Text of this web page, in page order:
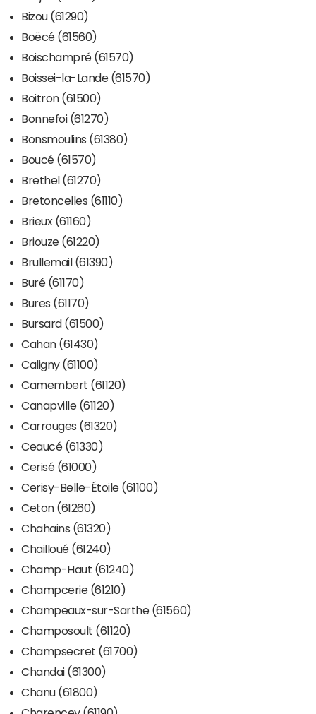
Bizou (61290)
Boëcé (61560)
Boischampré (61570)
Boissei-la-Lande (61570)
Boitron (61500)
Bonnefoi (61270)
Bonsmoulins (61380)
Boucé (61570)
Brethel (61270)
Bretoncelles (61110)
Brieux (61160)
Briouze (61220)
Brullemail (61390)
Buré (61170)
Bures (61170)
Bursard (61500)
Cahan (61430)
Caligny (61100)
Camembert (61120)
Canapville (61120)
Carrouges (61320)
Ceaucé (61330)
Cerisé (61000)
Cerisy-Belle-Étoile (61100)
Ceton (61260)
Chahains (61320)
Chailloué (61240)
Champ-Haut (61240)
Champcerie (61210)
Champeaux-sur-Sarthe (61560)
Champosoult (61120)
Champsecret (61700)
Chandai (61300)
Chanu (61800)